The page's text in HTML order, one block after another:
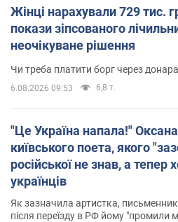
Жінці нарахували 729 тис.
покази зіпсованого
неочікуване рішення
Чи треба платити борг через
6.08.2026 09:53 6,8 т.
"Це Україна напала!"
київського поета, якого
російської не знав, а тепер
українців
Як зазначила артистка,
після переїзду в РФ йому "промили